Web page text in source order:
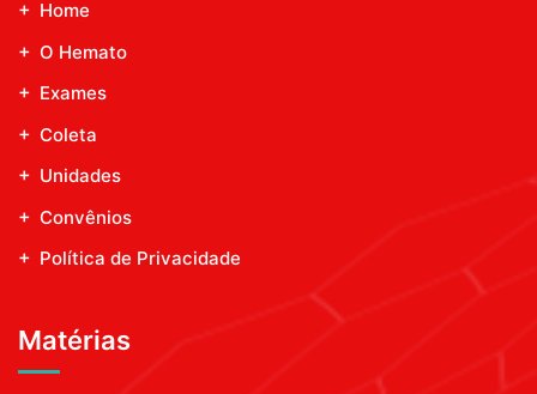
Home
O Hemato
Exames
Coleta
Unidades
Convênios
Política de Privacidade
Matérias